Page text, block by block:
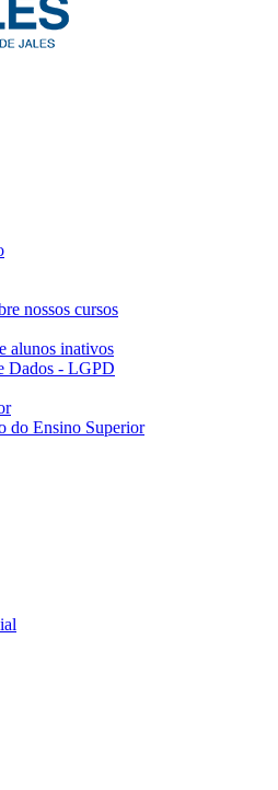
nossos cursos
alunos inativos
Dados - LGPD
do Ensino Superior